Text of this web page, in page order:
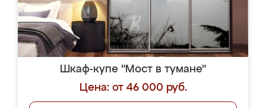
Шкаф-купе "Мост в тумане"
Цена: от 46 000 руб.